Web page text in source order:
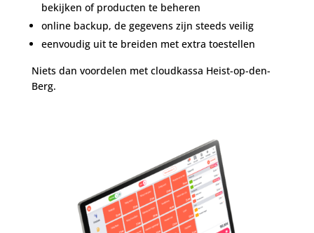
bekijken of producten te beheren
online backup, de gegevens zijn steeds veilig
eenvoudig uit te breiden met extra toestellen
Niets dan voordelen met cloudkassa Heist-op-den-
Berg.